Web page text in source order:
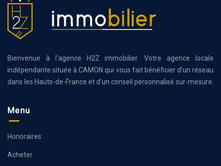
Bienvenue à l'agence H2Z immobilier. Votre agence locale
indépendante située à CAMON qui vous fait bénéficier d’un réseau
dans les Hauts-de-France et d’un conseil personnalisé sur-mesure.
Menu
Honoraires
Acheter